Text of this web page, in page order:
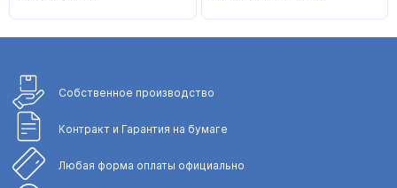
Собственное производство
Контракт и Гарантия на бумаге
Любая форма оплаты официально